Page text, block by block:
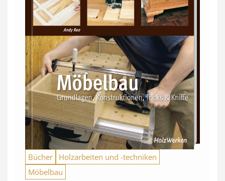
Bücher
Holzarbeiten und -techniken
Möbelbau